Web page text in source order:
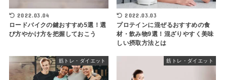
2022.03.04
ロードバイクの鍵おすすめ5選！選
び方やかけ方を把握しておこう
2022.03.03
プロテインに混ぜるおすすめの食
材・飲み物9選！混ざりやすく美味
しい摂取方法とは
筋トレ・ダイエット 筋トレ・ダイエット